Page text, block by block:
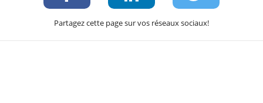
Partagez cette page sur vos réseaux sociaux!